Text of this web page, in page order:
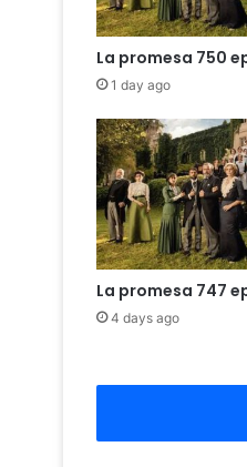
La promesa 750
1 day ago
La promesa 747
4 days ago